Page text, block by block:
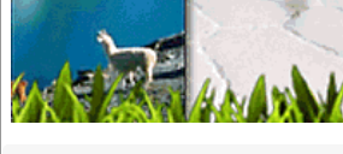
Envases de vidrio
Frascos de vidrio
Vajillas
Vidrio, Fábricas de